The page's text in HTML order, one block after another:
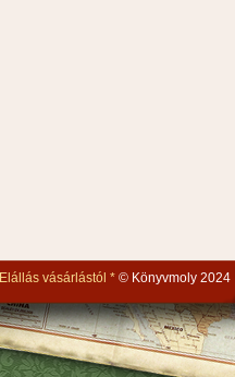
Elállás vásárlástól © Könyvmoly 2024